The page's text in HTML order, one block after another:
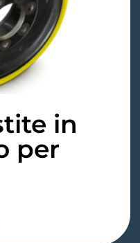
in
per